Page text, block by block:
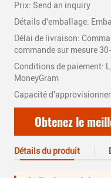
Prix: Send an inquiry
Détails d'emballage:
Délai de livraison:
commande sur mesure
Conditions de paiement:
MoneyGram
Capacité
Obtenez le
Détails du produit